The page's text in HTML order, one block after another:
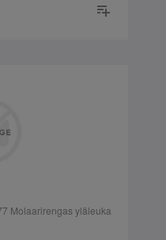
Molaarirengas yläleuka